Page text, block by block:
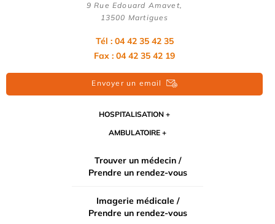
9 Rue Edouard Amavet,
13500 Martigues
Tél : 04 42 35 42 35
Fax : 04 42 35 42 19
Envoyer un email
HOSPITALISATION
AMBULATOIRE
Trouver un médecin /
Prendre un rendez-vous
Imagerie médicale /
Prendre un rendez-vous